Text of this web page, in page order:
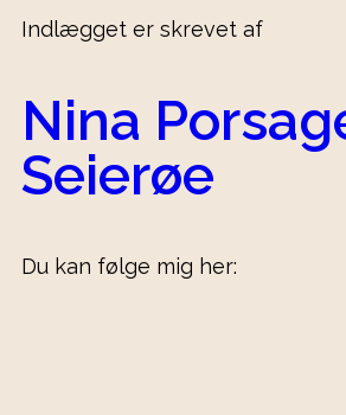
Indlægget er skrevet af
Nina
Seierøe
Du kan følge mig her: